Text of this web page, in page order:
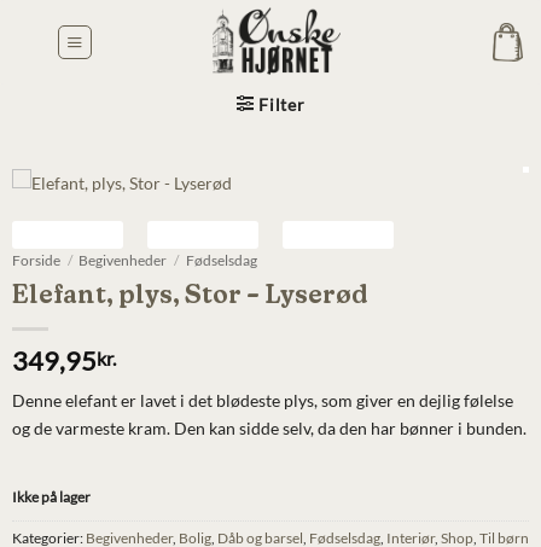
Filter
Forside / Begivenheder / Fødselsdag
Elefant, plys, Stor – Lyserød
349,95kr.
Denne elefant er lavet i det blødeste plys, som giver en dejlig følelse
og de varmeste kram. Den kan sidde selv, da den har bønner i bunden.
Ikke på lager
Kategorier: Begivenheder, Bolig Dåb og barsel Fødselsdag Interiør, Shop Til børn